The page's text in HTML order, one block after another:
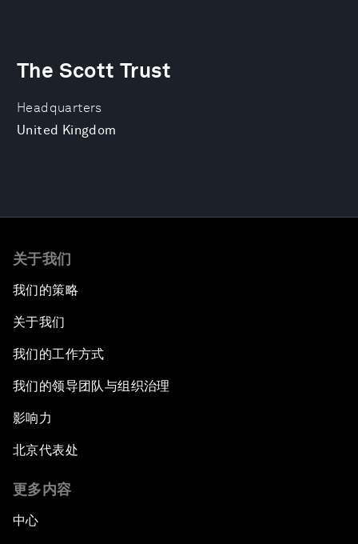
Headquarters
United Kingdom
The Scott Trust
关于我们
我们的策略
关于我们
我们的工作方式
我们的领导团队与组织治理
影响力
北京代表处
更多内容
中心